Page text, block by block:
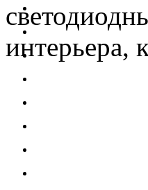
интерьера,